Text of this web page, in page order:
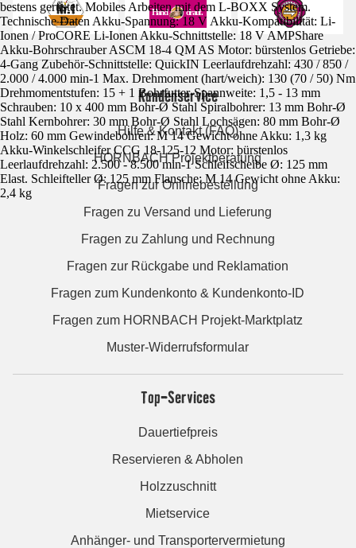
bestens gerüstet. Mobiles Arbeiten mit dem L-BOXX System.
Technische Daten Akku-Spannung: 18 V Akku-Kompatibilität: Li-
Ionen / ProCORE Li-Ionen Akku-Schnittstelle: 18 V AMPShare
Akku-Bohrschrauber ASCM 18-4 QM AS Motor: bürstenlos Getriebe:
4-Gang Zubehör-Schnittstelle: QuickIN Leerlaufdrehzahl: 430 / 850 /
2.000 / 4.000 min-1 Max. Drehmoment (hart/weich): 130 (70 / 50) Nm
Drehmomentstufen: 15 + 1 Bohrfutter-Spannweite: 1,5 - 13 mm
Schrauben: 10 x 400 mm Bohr-Ø Stahl Spiralbohrer: 13 mm Bohr-Ø
Stahl Kernbohrer: 30 mm Bohr-Ø Stahl Lochsägen: 80 mm Bohr-Ø
Holz: 60 mm Gewindebohren: M 14 Gewicht ohne Akku: 1,3 kg
Akku-Winkelschleifer CCG 18-125-12 Motor: bürstenlos
Leerlaufdrehzahl: 2.500 - 8.500 min-1 Schleifscheibe Ø: 125 mm
Elast. Schleifteller Ø: 125 mm Flansche: M 14 Gewicht ohne Akku:
2,4 kg
Kundenservice
Hilfe & Kontakt (FAQ)
HORNBACH Projektberatung
Fragen zur Onlinebestellung
Fragen zu Versand und Lieferung
Fragen zu Zahlung und Rechnung
Fragen zur Rückgabe und Reklamation
Fragen zum Kundenkonto & Kundenkonto-ID
Fragen zum HORNBACH Projekt-Marktplatz
Muster-Widerrufsformular
Top-Services
Dauertiefpreis
Reservieren & Abholen
Holzzuschnitt
Mietservice
Anhänger- und Transportervermietung